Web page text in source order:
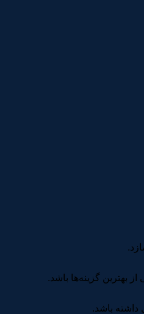
بهترین گزینه‌ها باشد.
باشد.